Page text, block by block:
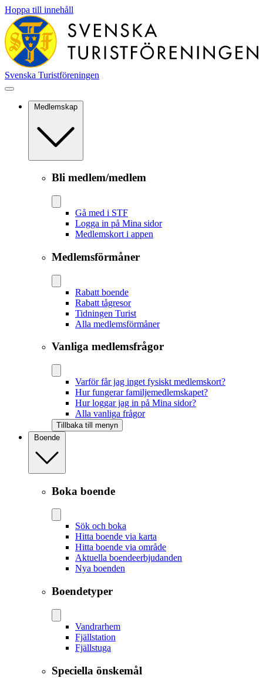
Hoppa till innehåll
Svenska Turistföreningen
Medlemskap
Bli medlem/medlem
Gå med i STF
Logga in på Mina sidor
Medlemskort i appen
Medlemsförmåner
Rabatt boende
Rabatt tågresor
Tidningen Turist
Alla medlemsförmåner
Vanliga medlemsfrågor
Varför får jag inget fysiskt medlemskort?
Hur fungerar familjemedlemskapet?
Hur loggar jag in på Mina sidor?
Alla vanliga frågor
Tillbaka till menyn
Boende
Boka boende
Sök och boka
Hitta boende via karta
Hitta boende via område
Aktuella boendeerbjudanden
Nya boenden
Boendetyper
Vandrarhem
Fjällstation
Fjällstuga
Speciella önskemål